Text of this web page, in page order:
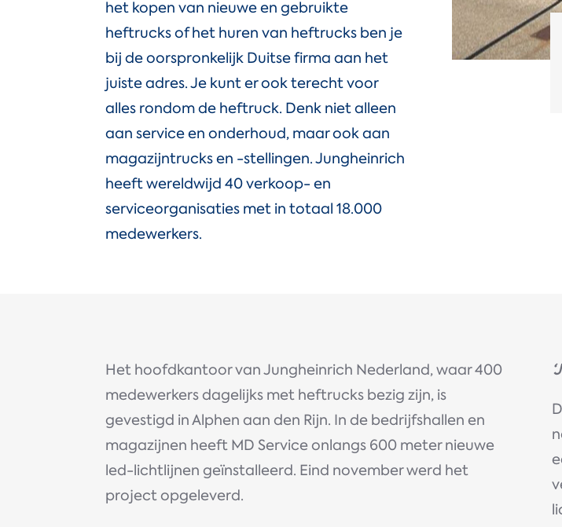
het kopen van nieuwe en gebruikte
heftrucks of het huren van heftrucks ben je
bij de oorspronkelijk Duitse firma aan het
juiste adres. Je kunt er ook terecht voor
alles rondom de heftruck. Denk niet alleen
aan service en onderhoud, maar ook aan
magazijntrucks en -stellingen. Jungheinrich
heeft wereldwijd 40 verkoop- en
serviceorganisaties met in totaal 18.000
medewerkers.
Het hoofdkantoor van Jungheinrich Nederland, waar 400
medewerkers dagelijks met heftrucks bezig zijn, is
gevestigd in Alphen aan den Rijn. In de bedrijfshallen en
magazijnen heeft MD Service onlangs 600 meter nieuwe
led-lichtlijnen geïnstalleerd. Eind november werd het
project opgeleverd.